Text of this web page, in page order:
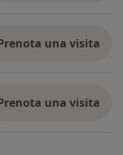
il Centro
sia online che
una visita
una visita